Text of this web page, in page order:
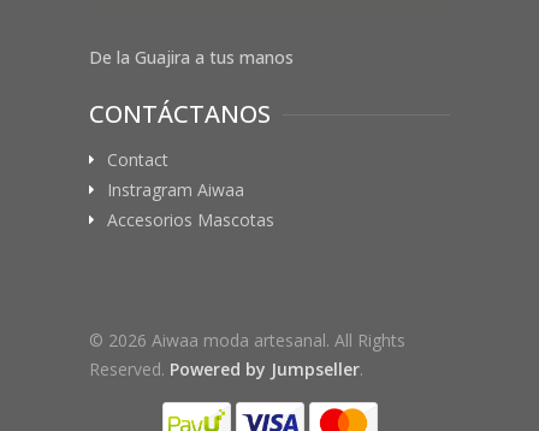
De la Guajira a tus manos
CONTÁCTANOS
Contact
Instragram Aiwaa
Accesorios Mascotas
© 2026 Aiwaa moda artesanal. All Rights
Reserved. Powered by Jumpseller.